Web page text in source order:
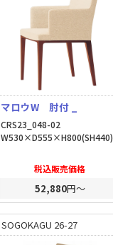
マロウW 肘付 _
CRS23_048-02
W530×D555×H800(SH440)
税込販売価格
52,880円～
SOGOKAGU 26-27